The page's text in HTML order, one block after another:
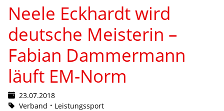
Neele Eckhardt wird
deutsche Meisterin –
Fabian Dammermann
läuft EM-Norm
23.07.2018
Verband
Leistungssport